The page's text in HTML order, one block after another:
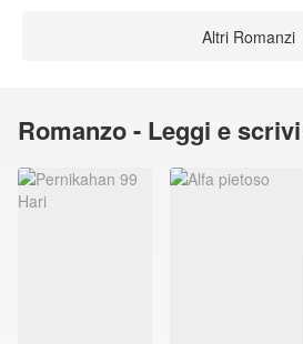
Altri Romanzi
Romanzo - Leggi e